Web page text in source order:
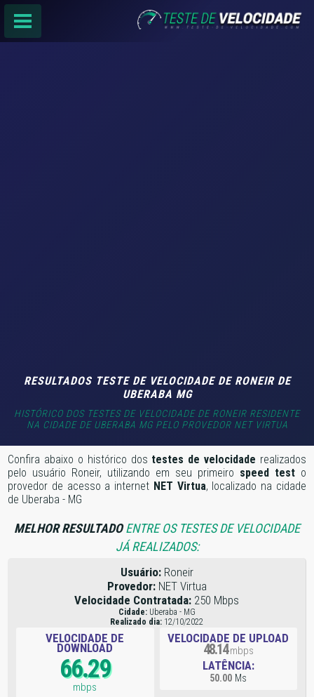
RESULTADOS TESTE DE VELOCIDADE DE RONEIR DE
UBERABA MG
HISTÓRICO DOS TESTES DE VELOCIDADE DE RONEIR RESIDENTE
NA CIDADE DE UBERABA MG PELO PROVEDOR NET VIRTUA
Confira abaixo o histórico dos testes de velocidade realizados
pelo usuário Roneir, utilizando em seu primeiro speed testo
provedor de acesso a internet NET Virtua, localizado na cidade
de Uberaba - MG
MELHOR RESULTADOENTRE OS TESTES DE VELOCIDADE
JÁ REALIZADOS:
Usuário:Roneir
Provedor:NET Virtua
Velocidade Contratada: 250 Mbps
Cidade:Uberaba - MG
Realizado dia: 12/10/2022
VELOCIDADE DE
DOWNLOAD
66.29
mbps
VELOCIDADE DE UPLOAD
48.14mbps
LATÊNCIA:
50.00 Ms